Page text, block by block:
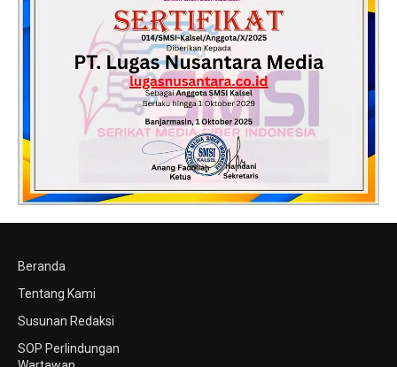
Beranda
Tentang Kami
Susunan Redaksi
SOP Perlindungan